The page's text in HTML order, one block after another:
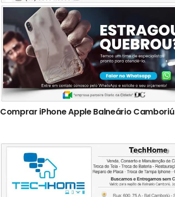
Comprar iPhone Apple Balneário Camboriú